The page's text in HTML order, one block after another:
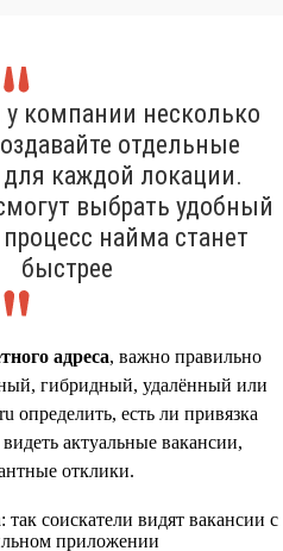
у компании несколько
отдельные
для каждой локации.
выбрать удобный
процесс найма станет
быстрее
адреса, важно правильно
гибридный, удалённый или
определить, есть ли привязка
актуальные вакансии,
отклики.